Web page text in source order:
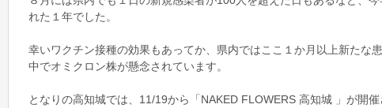
れた１年でした。
幸いワクチン接種の効果もあってか、県内ではここ１か月以上新たな
中でオミクロン株が懸念されています。
となりの高知城では、11/19から「NAKED FLOWERS 高知城 」が開